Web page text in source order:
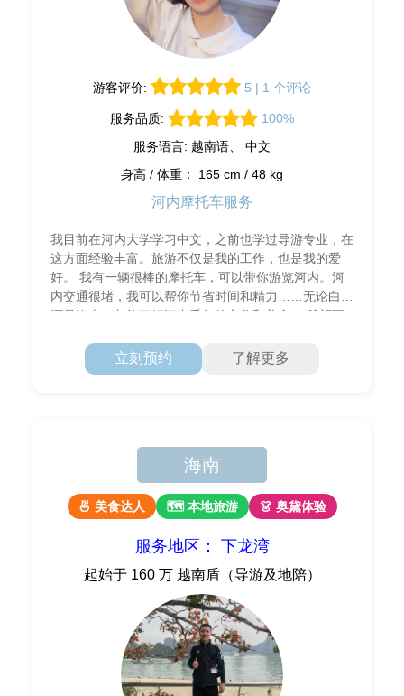
游客评价: 5 | 1 个评论
服务品质:
100%
服务语言: 越南语、 中文
身高 / 体重： 165 cm / 48 kg
河内摩托车服务
我目前在河内大学学习中文，之前也学过导游专业，在
这方面经验丰富。旅游不仅是我的工作，也是我的爱
好。 我有一辆很棒的摩托车，可以带你游览河内。河
内交通很堵，我可以帮你节省时间和精力……无论白天
还是晚上，都能了解河内千年的文化和美食。 希望可
立刻预约 了解更多
海南
🍜 美食达人 🗺 本地旅游 👗 奥黛体验
服务地区： 下龙湾
起始于 160 万 越南盾（导游及地陪）